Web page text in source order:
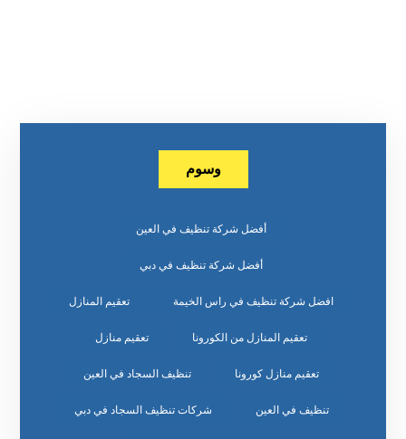
وسوم
أفضل شركة تنظيف في العين
أفضل شركة تنظيف في دبي
افضل شركة تنظيف في راس الخيمة تعقيم المنازل
تعقيم المنازل من الكورونا تعقيم منازل
تعقيم منازل كورونا تنظيف السجاد في العين
تنظيف في العين شركات تنظيف السجاد في دبي